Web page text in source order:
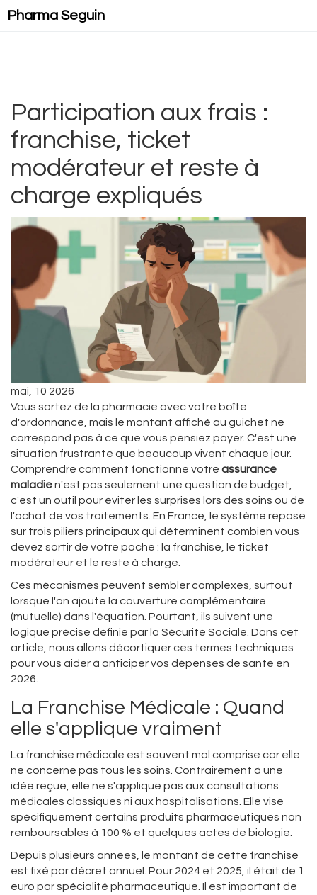
Pharma Seguin
Participation aux frais :
franchise, ticket
modérateur et reste à
charge expliqués
mai, 10 2026
Vous sortez de la pharmacie avec votre boîte
d'ordonnance, mais le montant affiché au guichet ne
correspond pas à ce que vous pensiez payer. C'est une
situation frustrante que beaucoup vivent chaque jour.
Comprendre comment fonctionne votre assurance
maladien'est pas seulement une question de budget,
c'est un outil pour éviter les surprises lors des soins ou de
l'achat de vos traitements. En France, le système repose
sur trois piliers principaux qui déterminent combien vous
devez sortir de votre poche : la franchise, le ticket
modérateur et le reste à charge.
Ces mécanismes peuvent sembler complexes, surtout
lorsque l'on ajoute la couverture complémentaire
(mutuelle) dans l'équation. Pourtant, ils suivent une
logique précise définie par la Sécurité Sociale. Dans cet
article, nous allons décortiquer ces termes techniques
pour vous aider à anticiper vos dépenses de santé en
2026.
La Franchise Médicale : Quand
elle s'applique vraiment
La franchise médicale est souvent mal comprise car elle
ne concerne pas tous les soins. Contrairement à une
idée reçue, elle ne s'applique pas aux consultations
médicales classiques ni aux hospitalisations. Elle vise
spécifiquement certains produits pharmaceutiques non
remboursables à 100 % et quelques actes de biologie.
Depuis plusieurs années, le montant de cette franchise
est fixé par décret annuel. Pour 2024 et 2025, il était de 1
euro par spécialité pharmaceutique. Il est important de